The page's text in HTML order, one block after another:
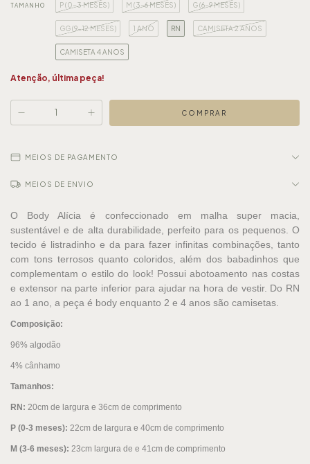
TAMANHO P (0-3 MESES) M (3-6 MESES) G (6-9 MESES)
GG (9-12 MESES) 1 ANO RN CAMISETA 2 ANOS
CAMISETA 4 ANOS
Atenção, última peça!
MEIOS DE PAGAMENTO
MEIOS DE ENVIO
O Body Alícia é confeccionado em malha super macia,
sustentável e de alta durabilidade, perfeito para os pequenos. O
tecido é listradinho e da para fazer infinitas combinações, tanto
com tons terrosos quanto coloridos, além dos babadinhos que
complementam o estilo do look! Possui abotoamento nas costas
e extensor na parte inferior para ajudar na hora de vestir. Do RN
ao 1 ano, a peça é body enquanto 2 e 4 anos são camisetas.
Composição:
96% algodão
4% cânhamo
Tamanhos:
RN: 20cm de largura e 36cm de comprimento
P (0-3 meses): 22cm de largura e 40cm de comprimento
M (3-6 meses): 23cm largura de e 41cm de comprimento